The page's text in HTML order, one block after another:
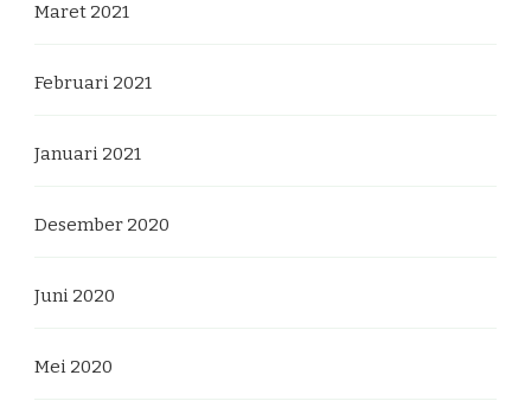
Maret 2021
Februari 2021
Januari 2021
Desember 2020
Juni 2020
Mei 2020